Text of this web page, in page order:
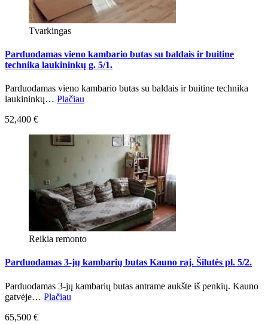
Tvarkingas
Parduodamas vieno kambario butas su baldais ir buitine
technika laukininkų g. 5/1.
Parduodamas vieno kambario butas su baldais ir buitine technika
laukininkų… Plačiau
52,400 €
Reikia remonto
Parduodamas 3-jų kambarių butas Kauno raj. Šilutės pl. 5/2.
Parduodamas 3-jų kambarių butas antrame aukšte iš penkių. Kauno
gatvėje… Plačiau
65,500 €